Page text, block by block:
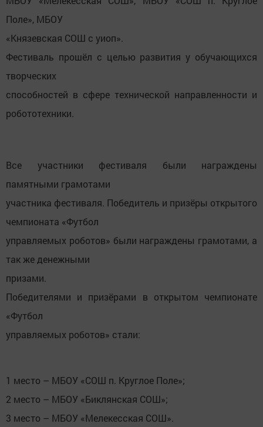
Поле», МБОУ
«Князевская СОШ с уиоп».
Фестиваль прошёл с целью развития у обучающихся
творческих
способностей в сфере технической направленности и
робототехники.
Все участники фестиваля были награждены
памятными грамотами
участника фестиваля. Победитель и призёры открытого
чемпионата «Футбол
управляемых роботов» были награждены грамотами, а
так же денежными
призами.
Победителями и призёрами в открытом чемпионате
«Футбол
управляемых роботов» стали:
1 место – МБОУ «СОШ п. Круглое Поле»;
2 место – МБОУ «Биклянская СОШ»;
3 место – МБОУ «Мелекесская СОШ».